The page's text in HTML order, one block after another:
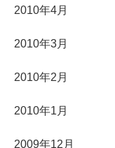
2010年4月
2010年3月
2010年2月
2010年1月
2009年12月